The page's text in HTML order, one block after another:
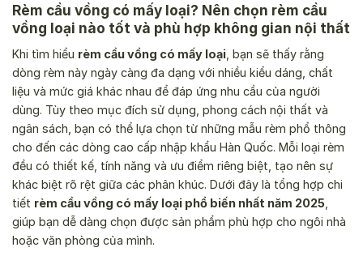
Rèm cầu vồng có mấy loại? Nên chọn rèm cầu
vồng loại nào tốt và phù hợp không gian nội thất
Khi tìm hiểu rèm cầu vồng có mấy loại , bạn sẽ thấy rằng
dòng rèm này ngày càng đa dạng với nhiều kiểu dáng, chất
liệu và mức giá khác nhau để đáp ứng nhu cầu của người
dùng. Tùy theo mục đích sử dụng, phong cách nội thất và
ngân sách, bạn có thể lựa chọn từ những mẫu rèm phổ thông
cho đến các dòng cao cấp nhập khẩu Hàn Quốc. Mỗi loại rèm
đều có thiết kế, tính năng và ưu điểm riêng biệt, tạo nên sự
khác biệt rõ rệt giữa các phân khúc. Dưới đây là tổng hợp chi
tiết rèm cầu vồng có mấy loại phổ biến nhất năm 2025
giúp bạn dễ dàng chọn được sản phẩm phù hợp cho ngôi nhà
hoặc văn phòng của mình.